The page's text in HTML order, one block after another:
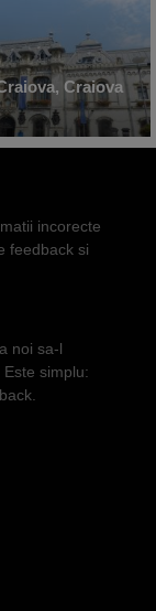
Craiova
incorecte
feedback si
noi sa-l
simplu: